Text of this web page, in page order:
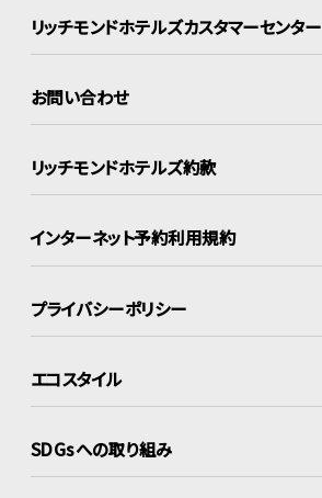
リッチモンドホテルズカスタマーセンター
お問い合わせ
リッチモンドホテルズ約款
インターネット予約利用規約
プライバシーポリシー
エコスタイル
SDGsへの取り組み